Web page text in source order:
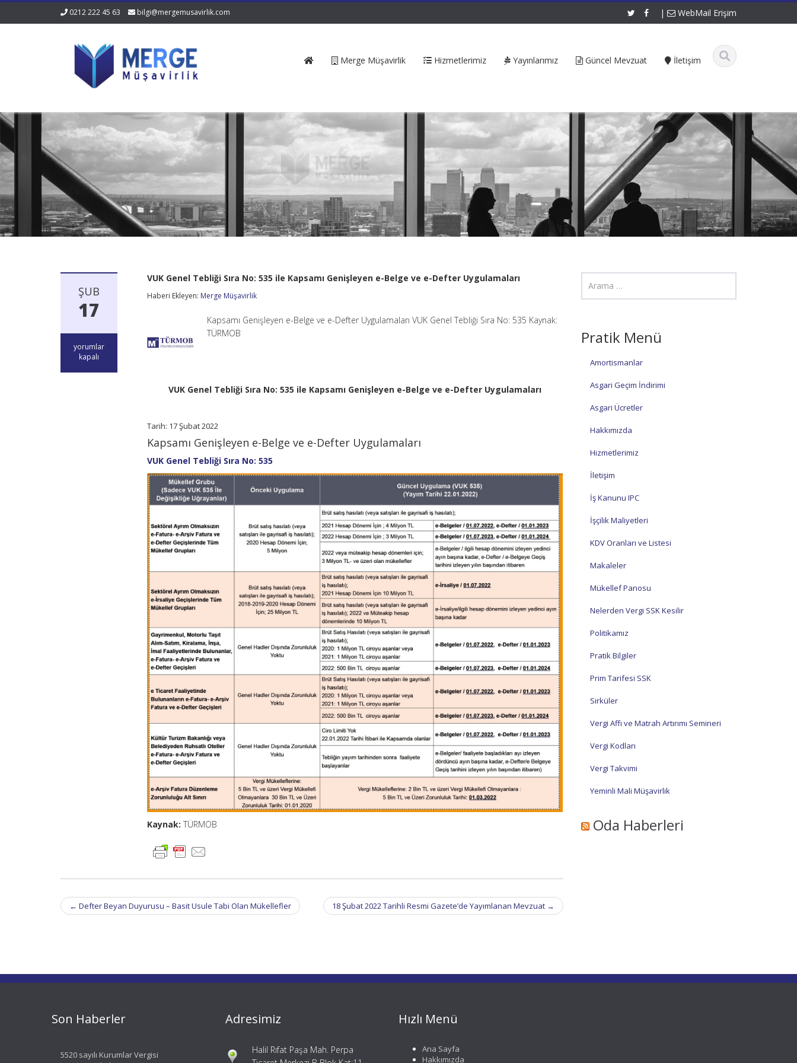
0212 222 45 63 bilgi@mergemusavirlik.com | WebMail Erişim
Merge Müşavirlik Hizmetlerimiz Yayınlarımız Güncel Mevzuat İletişim
ŞUB
17
VUK
Genel
yorumlar
kapalı
VUK Genel Tebliği Sıra No: 535 ile Kapsamı Genişleyen e-Belge ve e-Defter Uygulamaları
Haberi Ekleyen: Merge Müşavirlik
Kapsamı Genişleyen e-Belge ve e-Defter Uygulamaları VUK Genel Tebliği Sıra No: 535 Kaynak:
TÜRMOB
VUK Genel Tebliği Sıra No: 535 ile Kapsamı Genişleyen e-Belge ve e-Defter Uygulamaları
Tarih: 17 Şubat 2022
Kapsamı Genişleyen e-Belge ve e-Defter Uygulamaları
VUK Genel Tebliği Sıra No: 535
Kaynak: TÜRMOB
Post
navigation
← Defter Beyan Duyurusu – Basit Usule Tabi Olan Mükellefler 18 Şubat 2022 Tarihli Resmi Gazete’de Yayımlanan Mevzuat →
Pratik Menü
Amortismanlar
Asgari Geçim İndirimi
Asgari Ücretler
Hakkımızda
Hizmetlerimiz
İletişim
İş Kanunu IPC
İşçilik Maliyetleri
KDV Oranları ve Listesi
Makaleler
Mükellef Panosu
Nelerden Vergi SSK Kesilir
Politikamız
Pratik Bilgiler
Prim Tarifesi SSK
Sirküler
Vergi Affı ve Matrah Artırımı Semineri
Vergi Kodları
Vergi Takvimi
Yeminli Mali Müşavirlik
Oda Haberleri
Son Haberler
5520 sayılı Kurumlar Vergisi
Adresimiz
Halil Rıfat Paşa Mah. Perpa
Hızlı Menü
Ana Sayfa
Hakkımızda